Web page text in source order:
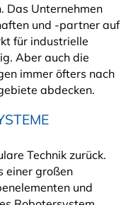
Das Unternehmen
für industrielle
immer öfters nach
Einsatzgebiete abdecken.
Technik zurück.
einer großen